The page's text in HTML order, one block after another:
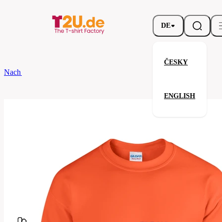
DE
ČESKY
ENGLISH
Nach dem Brand
Parameter
Gildan
G18000-
Verwandte Produkte
Ihre Zufriedenheit ist unsere Priorität.